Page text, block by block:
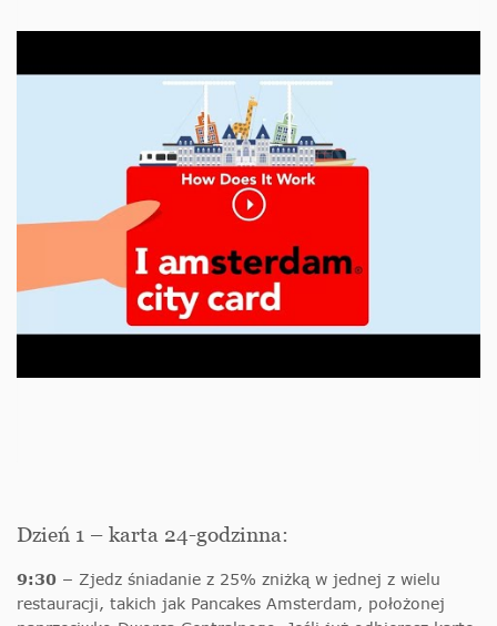
Dzień 1 – karta 24-godzinna:
9:30 – Zjedz śniadanie z 25% zniżką w jednej z wielu
restauracji, takich jak Pancakes Amsterdam, położonej